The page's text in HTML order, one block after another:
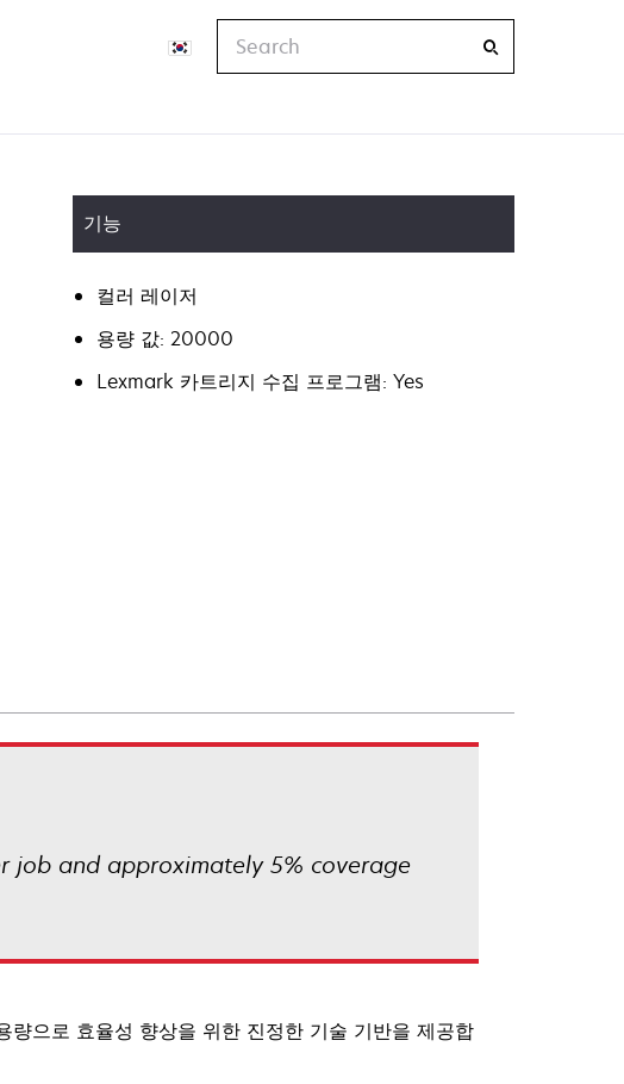
기능
컬러 레이저
용량 값: 20000
Lexmark 카트리지 수집 프로그램: Yes
job and approximately 5% coverage
으로 효율성 향상을 위한 진정한 기술 기반을 제공합